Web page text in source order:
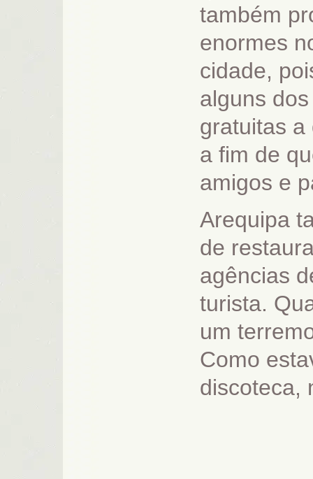
também
enormes
cidade,
alguns
gratuitas
a fim de
amigos e
Arequipa
de
agências
turista.
um
Como
discoteca,